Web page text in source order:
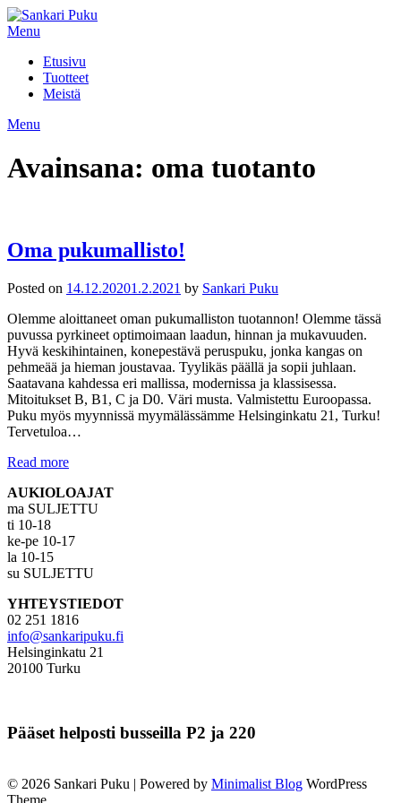
Skip
to
Menu
Etusivu
Tuotteet
Meistä
Menu
Avainsana: oma tuotanto
Oma pukumallisto!
Posted on 14.12.20201.2.2021 by Sankari Puku
Olemme aloittaneet oman pukumalliston tuotannon! Olemme tässä
puvussa pyrkineet optimoimaan laadun, hinnan ja mukavuuden.
Hyvä keskihintainen, konepestävä peruspuku, jonka kangas on
pehmeää ja hieman joustavaa. Tyylikäs päällä ja sopii juhlaan.
Saatavana kahdessa eri mallissa, modernissa ja klassisessa.
Mitoitukset B, B1, C ja D0. Väri musta. Valmistettu Euroopassa.
Puku myös myynnissä myymälässämme Helsinginkatu 21, Turku!
Tervetuloa…
Read more
AUKIOLOAJAT
ma SULJETTU
ti 10-18
ke-pe 10-17
la 10-15
su SULJETTU
YHTEYSTIEDOT
02 251 1816
info@sankaripuku.fi
Helsinginkatu 21
20100 Turku
Pääset helposti busseilla P2 ja 220
© 2026 Sankari Puku | Powered by Minimalist Blog WordPress